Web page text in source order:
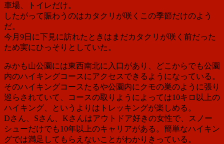
車場、トイレだけ。
したがって賑わうのはカタクリが咲くこの季節だけのよう
だ。
今月9日に下見に訪れたときはまだカタクリが咲く前だった
ため実にひっそりとしていた。
みかも山公園には東西南北に入口があり、どこからでも公園
内のハイキングコースにアクセスできるようになっている。
そのハイキングコースたるや公園内にクモの巣のように張り
巡らされていて、コースの取りようによっては10キロ以上の
ハイキング、というよりはトレッキングが楽しめる。
Dさん、Sさん、Kさんはアウトドア好きの女性で、スノー
シューだけでも10年以上のキャリアがある。簡単なハイキン
グでは満足してもらえないことがわかりきっている。